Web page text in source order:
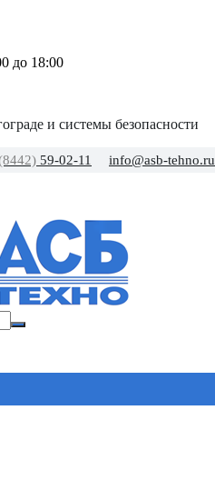
до 18:00
и системы безопасности
59-02-11 info@asb-tehno.ru